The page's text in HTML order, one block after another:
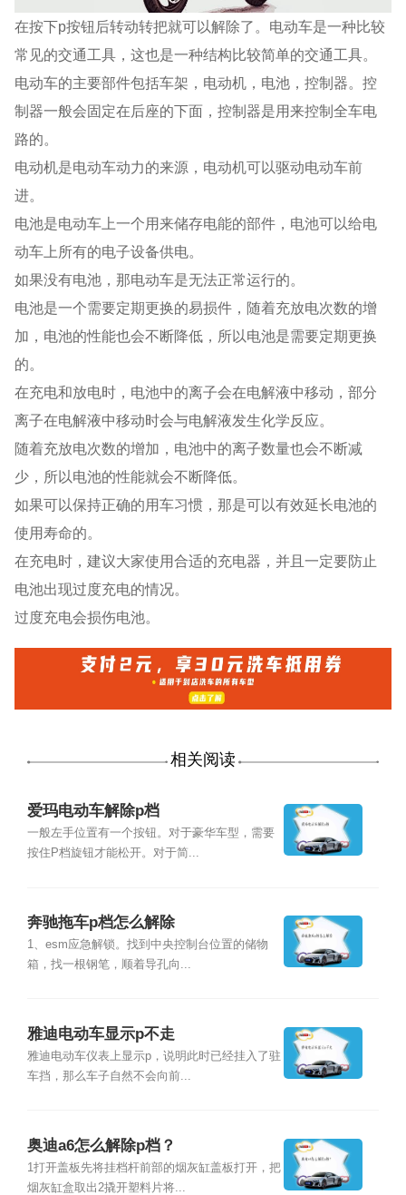
在按下p按钮后转动转把就可以解除了。电动车是一种比较
常见的交通工具，这也是一种结构比较简单的交通工具。
电动车的主要部件包括车架，电动机，电池，控制器。控
制器一般会固定在后座的下面，控制器是用来控制全车电
路的。
电动机是电动车动力的来源，电动机可以驱动电动车前
进。
电池是电动车上一个用来储存电能的部件，电池可以给电
动车上所有的电子设备供电。
如果没有电池，那电动车是无法正常运行的。
电池是一个需要定期更换的易损件，随着充放电次数的增
加，电池的性能也会不断降低，所以电池是需要定期更换
的。
在充电和放电时，电池中的离子会在电解液中移动，部分
离子在电解液中移动时会与电解液发生化学反应。
随着充放电次数的增加，电池中的离子数量也会不断减
少，所以电池的性能就会不断降低。
如果可以保持正确的用车习惯，那是可以有效延长电池的
使用寿命的。
在充电时，建议大家使用合适的充电器，并且一定要防止
电池出现过度充电的情况。
过度充电会损伤电池。
相关阅读
爱玛电动车解除p档
一般左手位置有一个按钮。对于豪华车型，需要
按住P档旋钮才能松开。对于简...
奔驰拖车p档怎么解除
1、esm应急解锁。找到中央控制台位置的储物
箱，找一根钢笔，顺着导孔向...
雅迪电动车显示p不走
雅迪电动车仪表上显示p，说明此时已经挂入了驻
车挡，那么车子自然不会向前...
奥迪a6怎么解除p档？
1打开盖板先将挂档杆前部的烟灰缸盖板打开，把
烟灰缸盒取出2撬开塑料片将...